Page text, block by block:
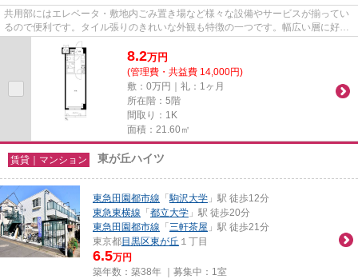
共用部にはエレベータ・敷地内ごみ置き場など様々な設備やサービスが揃ってい
るので便利です。タイル張りのきれいな外観も特徴の一つです。幅広い層に好評
な、駅から徒歩9分に立地する...
8.2万円
(管理費・共益費 14,000円)
敷：0万円｜礼：1ヶ月
所在階：5階
間取り：1K
面積：21.60㎡
賃貸｜マンション 東が丘ハイツ
東急田園都市線 「駒沢大学 」駅 徒歩12分
東急東横線 「都立大学 」駅 徒歩20分
東急田園都市線 「三軒茶屋 」駅 徒歩21分
東京都目黒区東が丘 １丁目
6.5万円
築年数：築38年 ｜募集中： 1室